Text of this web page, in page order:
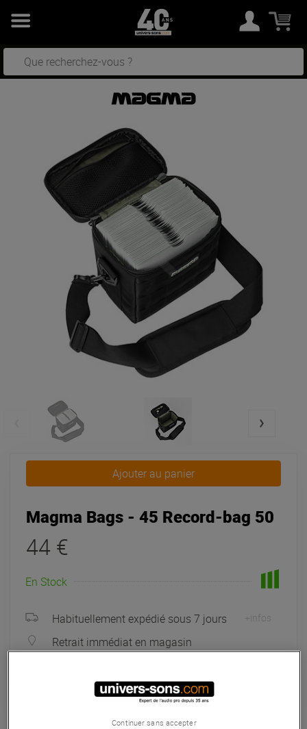
Ajouter au panier
Magma Bags - 45 Record-bag 50
44 €
En Stock
Habituellement expédié sous 7 jours +infos
Retrait immédiat en magasin
Continuer sans accepter